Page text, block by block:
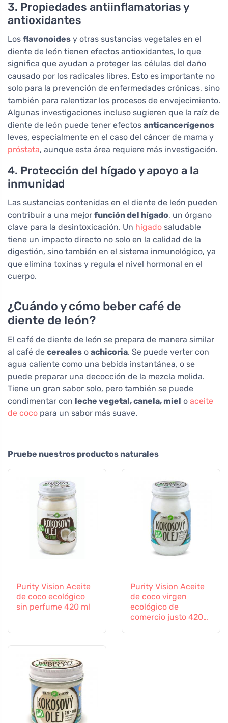
3. Propiedades antiinflamatorias y
antioxidantes
Los flavonoides y otras sustancias vegetales en el
diente de león tienen efectos antioxidantes, lo que
significa que ayudan a proteger las células del daño
causado por los radicales libres. Esto es importante no
solo para la prevención de enfermedades crónicas, sino
también para ralentizar los procesos de envejecimiento.
Algunas investigaciones incluso sugieren que la raíz de
diente de león puede tener efectos anticancerígenos
leves, especialmente en el caso del cáncer de mama y
próstata, aunque esta área requiere más investigación.
4. Protección del hígado y apoyo a la
inmunidad
Las sustancias contenidas en el diente de león pueden
contribuir a una mejor función del hígado, un órgano
clave para la desintoxicación. Un hígado saludable
tiene un impacto directo no solo en la calidad de la
digestión, sino también en el sistema inmunológico, ya
que elimina toxinas y regula el nivel hormonal en el
cuerpo.
¿Cuándo y cómo beber café de
diente de león?
El café de diente de león se prepara de manera similar
al café de cereales o achicoria. Se puede verter con
agua caliente como una bebida instantánea, o se
puede preparar una decocción de la mezcla molida.
Tiene un gran sabor solo, pero también se puede
condimentar con leche vegetal, canela, miel o aceite
de coco para un sabor más suave.
Pruebe nuestros productos naturales
Purity Vision Aceite
de coco ecológico
sin perfume 420 ml
Purity Vision Aceite
de coco virgen
ecológico de
comercio justo 420